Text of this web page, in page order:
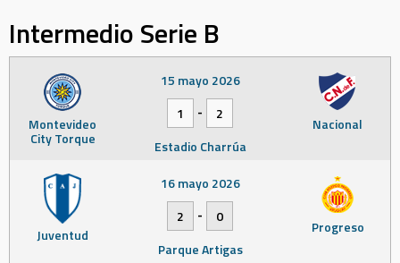
Intermedio Serie B
Montevideo
City Torque
Nacional
15 mayo 2026
1
-
2
Estadio Charrúa
Juventud Progreso
16 mayo 2026
2
-
0
Parque Artigas